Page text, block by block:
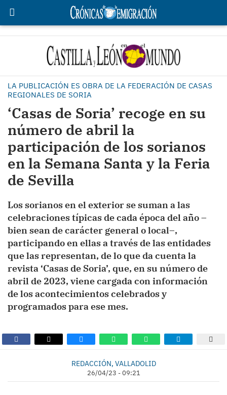
LA PUBLICACIÓN ES OBRA DE LA FEDERACIÓN DE CASAS
REGIONALES DE SORIA
‘Casas de Soria’ recoge en su
número de abril la
participación de los sorianos
en la Semana Santa y la Feria
de Sevilla
Los sorianos en el exterior se suman a las
celebraciones típicas de cada época del año –
bien sean de carácter general o local–,
participando en ellas a través de las entidades
que las representan, de lo que da cuenta la
revista ‘Casas de Soria’, que, en su número de
abril de 2023, viene cargada con información
de los acontecimientos celebrados y
programados para ese mes.
REDACCIÓN, VALLADOLID
26/04/23 - 09:21